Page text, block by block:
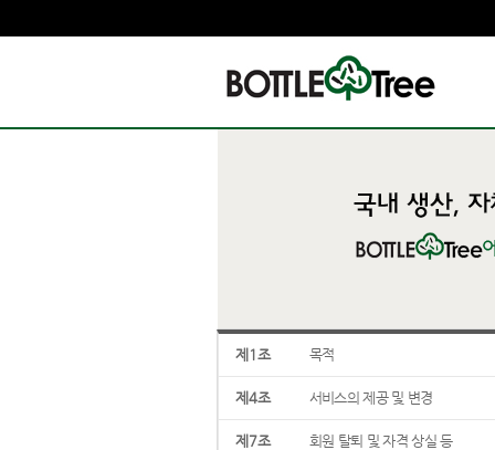
제1조 목적
제4조 서비스의 제공 및 변경
제7조 회원 탈퇴 및 자격 상실 등